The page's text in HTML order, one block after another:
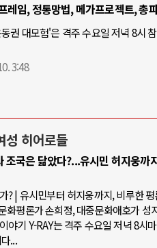
레임, 정통망법, 메가프로젝트, 총
권 대모험'은 격주 수요일 저녁 8시
3:48
성 히어로들
조국은 닮았다?...유시민 허지웅까
? | 유시민부터 허지웅까지, 비루한
화평론가 손희정, 대중문화애호가 성
야기 Y-RAY는 격주 수요일 저녁 8시
...